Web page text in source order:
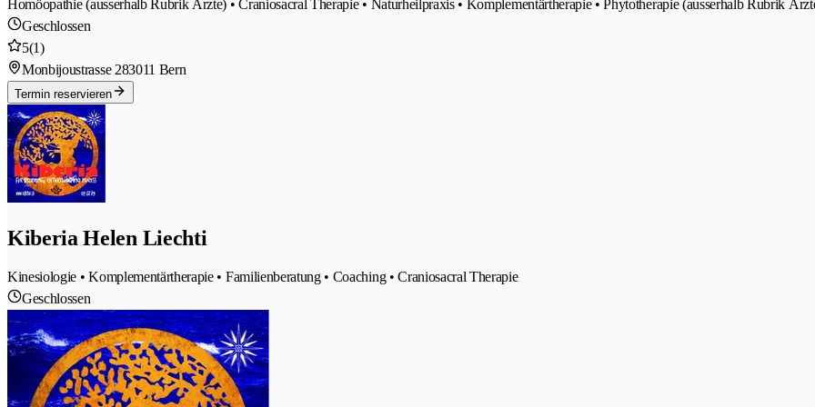
Homöopathie (ausserhalb Rubrik Ärzte) • Craniosacral Therapie • Naturheilpraxis • Komplementärtherapie • Phytotherapie (ausserhalb Rubrik
Geschlossen
5(1)
Monbijoustrasse 283011 Bern
Termin reservieren
Kiberia Helen Liechti
Kinesiologie • Komplementärtherapie • Familienberatung • Coaching • Craniosacral Therapie
Geschlossen